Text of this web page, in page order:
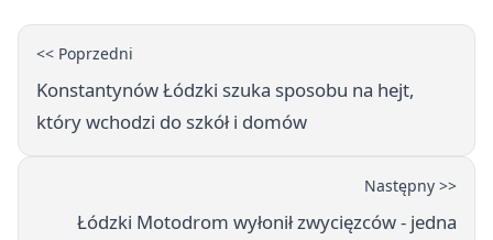
<< Poprzedni
Konstantynów Łódzki szuka sposobu na hejt,
który wchodzi do szkół i domów
Następny >>
Łódzki Motodrom wyłonił zwycięzców - jedna